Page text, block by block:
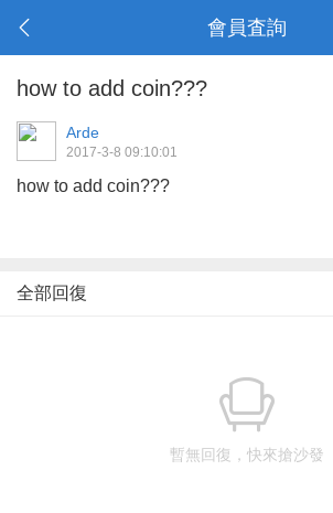
會員査詢
how to add coin???
Arde
2017-3-8 09:10:01
how to add coin???
全部回復
暫無回復，快來搶沙發